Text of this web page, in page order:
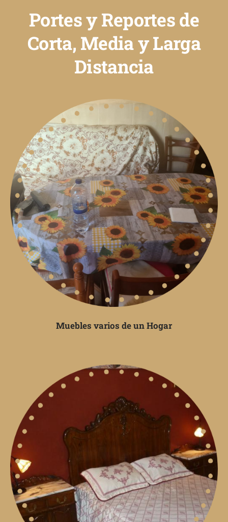
Portes y Reportes de
Corta, Media y Larga
Distancia
Muebles varios de un Hogar